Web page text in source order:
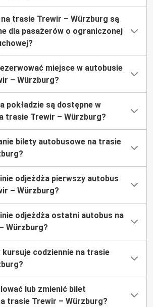
trasie Trewir – Würzburg są
dla pasażerów o ograniczonej
miejsce w autobusie
– Würzburg?
pokładzie są dostępne w
trasie Trewir – Würzburg?
bilety autobusowe na trasie
odjeżdża pierwszy autobus
– Würzburg?
odjeżdża ostatni autobus na
Würzburg?
kursuje codziennie na trasie
lub zmienić bilet
trasie Trewir – Würzburg?